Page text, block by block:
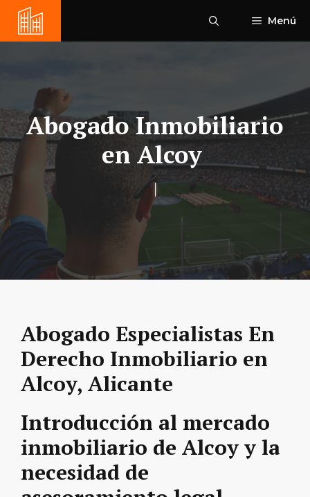
Saltar
contenido
Menú
Abogado Inmobiliario
en Alcoy
Abogado Especialistas En
Derecho Inmobiliario en
Alcoy, Alicante
Introducción al mercado
inmobiliario de Alcoy y la
necesidad de